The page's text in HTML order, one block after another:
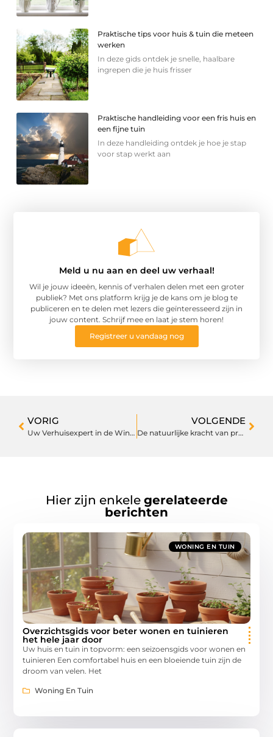
Praktische tips voor huis & tuin die meteen
werken
In deze gids ontdek je snelle, haalbare
ingrepen die je huis frisser
Praktische handleiding voor een fris huis en
een fijne tuin
In deze handleiding ontdek je hoe je stap
voor stap werkt aan
Meld u nu aan en deel uw verhaal!
Wil je jouw ideeën, kennis of verhalen delen met een groter
publiek? Met ons platform krijg je de kans om je blog te
publiceren en te delen met lezers die geïnteresseerd zijn in
jouw content. Schrijf mee en laat je stem horen!
Registreer u vandaag nog
VORIG
Uw Verhuisexpert in de Winter: Van Gastel Verhuizingen
VOLGENDE
De natuurlijke kracht van propolis
Hier zijn enkele gerelateerde
berichten
WONING EN TUIN
Overzichtsgids voor beter wonen en tuinieren
het hele jaar door
Uw huis en tuin in topvorm: een seizoensgids voor wonen en
tuinieren Een comfortabel huis en een bloeiende tuin zijn de
droom van velen. Het
Woning En Tuin